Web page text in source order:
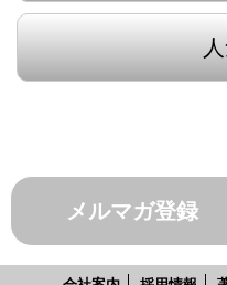
メルマガ登録